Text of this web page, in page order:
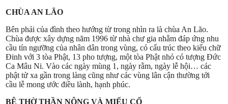
CHÙA AN LÃO
Bên phải của đình theo hướng từ trong nhìn ra là chùa An Lão.
Chùa được xây dựng năm 1996 từ nhà chư gia nhằm đáp ứng nhu
cầu tín ngưỡng của nhân dân trong vùng, có cấu trúc theo kiểu chữ
Đinh với 3 tòa Phật, 13 pho tượng, một tòa Phật nhỏ có tượng Đức
Ca Mâu Ni. Vào các ngày mùng 1, ngày rằm, ngày lễ hội… các
phật tử xa gần trong làng cũng như các vùng lân cận thường tới
cầu lễ mong ước điều lành, hạnh phúc.
BỆ THỜ THẦN NÔNG VÀ MIẾU CỔ